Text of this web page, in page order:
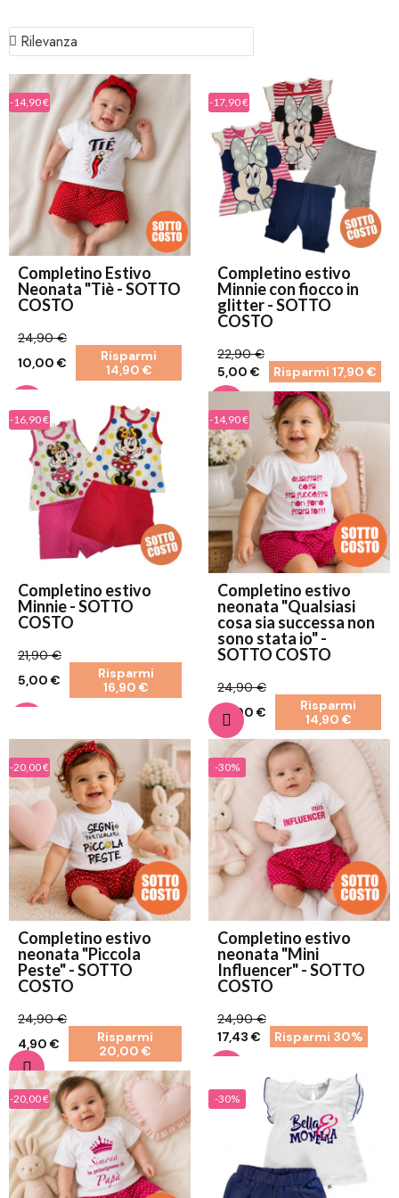
-14,90 €
Completino Estivo
Neonata "Tiè - SOTTO
COSTO
24,90 €
10,00 €
Risparmi
14,90 €
-17,90 €
Completino estivo
Minnie con fiocco in
glitter - SOTTO
COSTO
22,90 €
5,00 €
Risparmi 17,90 €
-16,90 €
Completino estivo
Minnie - SOTTO
COSTO
21,90 €
5,00 €
Risparmi
16,90 €
-14,90 €
Completino estivo
neonata "Qualsiasi
cosa sia successa non
sono stata io" -
SOTTO COSTO
24,90 €
10,00 €
Risparmi
14,90 €
-20,00 €
Completino estivo
neonata "Piccola
Peste" - SOTTO
COSTO
24,90 €
4,90 €
Risparmi
20,00 €
-30%
Completino estivo
neonata "Mini
Influencer" - SOTTO
COSTO
24,90 €
17,43 €
Risparmi 30%
-20,00 € -30%